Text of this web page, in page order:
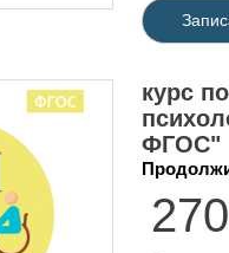
курс
ФГОС"